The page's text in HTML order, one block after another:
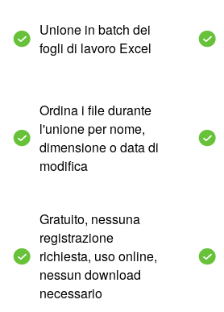
Unione in batch dei
fogli di lavoro Excel
Ordina i file durante
l'unione per nome,
dimensione o data di
modifica
Gratuito, nessuna
registrazione
richiesta, uso online,
nessun download
necessario